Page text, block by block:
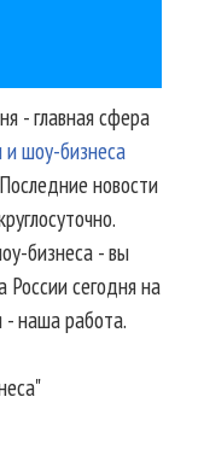
- главная сфера
и шоу-бизнеса
новости
бизнеса - вы
сегодня на
- наша работа.